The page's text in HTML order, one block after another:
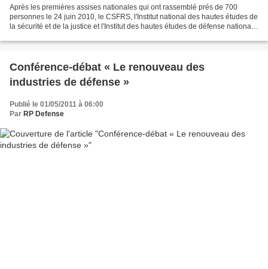
Après les premières assises nationales qui ont rassemblé prés de 700
personnes le 24 juin 2010, le CSFRS, l'Institut national des hautes études de
la sécurité et de la justice et l'Institut des hautes études de défense nationale
Conférence-débat « Le renouveau des
industries de défense »
Publié le 01/05/2011 à 06:00
Par RP Defense